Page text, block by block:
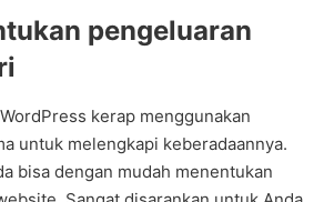
pengeluaran
kerap menggunakan
untuk melengkapi keberadaannya.
bisa dengan mudah menentukan